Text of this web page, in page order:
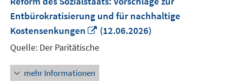
Entbürokratisierung und für nachhaltige
Kostensenkungen
In
Fenster
öffnen
(12.06.2026)
Quelle: Der Paritätische
mehr Informationen